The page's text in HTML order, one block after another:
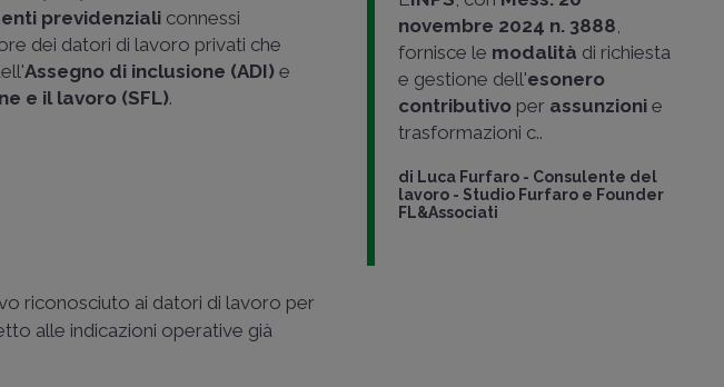
previdenziali connessi
dei datori di lavoro privati che
Assegno di inclusione (ADI)e
e il lavoro (SFL).
riconosciuto ai datori di lavoro per
alle indicazioni operative già
novembre 2024 n. 3888,
fornisce le modalità di richiesta
e gestione dell'esonero
contributivoper assunzioni e
trasformazioni c..
di Luca Furfaro - Consulente del
lavoro - Studio Furfaro e Founder
FL&Associati